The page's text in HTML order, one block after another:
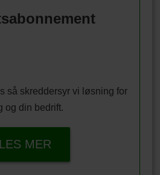
så skreddersyr vi løsning for
og din bedrift.
LES MER